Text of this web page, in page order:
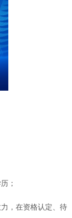
；
，在资格认定、待